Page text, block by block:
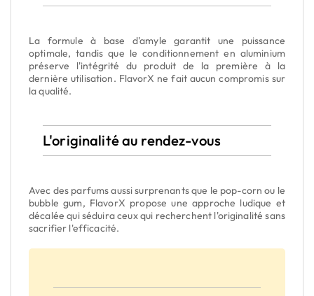
La formule à base d'amyle garantit une puissance
optimale, tandis que le conditionnement en aluminium
préserve l'intégrité du produit de la première à la
dernière utilisation. FlavorX ne fait aucun compromis sur
la qualité.
L'originalité au rendez-vous
Avec des parfums aussi surprenants que le pop-corn ou le
bubble gum, FlavorX propose une approche ludique et
décalée qui séduira ceux qui recherchent l'originalité sans
sacrifier l'efficacité.